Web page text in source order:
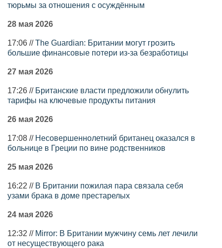
тюрьмы за отношения с осуждённым
28 мая 2026
17:06 //The Guardian: Британии могут грозить
большие финансовые потери из-за безработицы
27 мая 2026
17:26 // Британские власти предложили обнулить
тарифы на ключевые продукты питания
26 мая 2026
17:08 // Несовершеннолетний британец оказался в
больнице в Греции по вине родственников
25 мая 2026
16:22 // В Британии пожилая пара связала себя
узами брака в доме престарелых
24 мая 2026
12:32 // Mirror: В Британии мужчину семь лет лечили
от несуществующего рака